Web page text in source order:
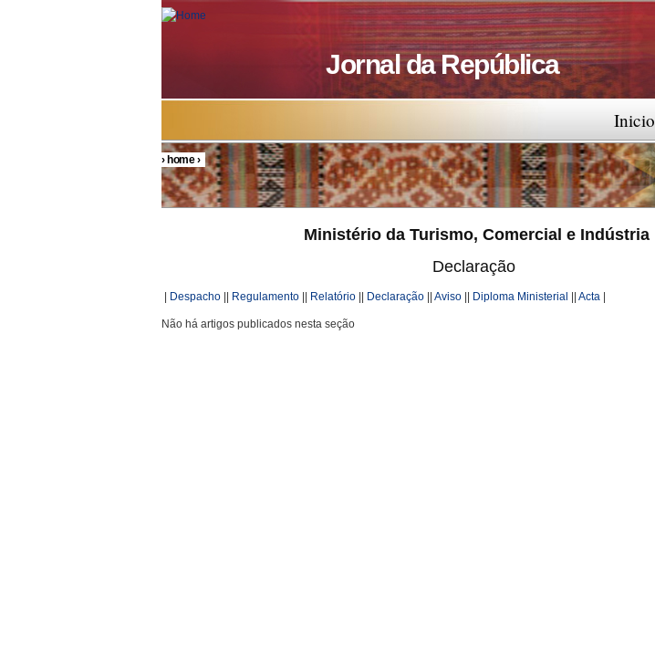
Jornal da República
Inicio
You are here
›home›
Ministério da Turismo, Comercial e Indústria
Declaração
| Despacho || Regulamento || Relatório || Declaração || Aviso || Diploma Ministerial || Acta |
Não há artigos publicados nesta seção